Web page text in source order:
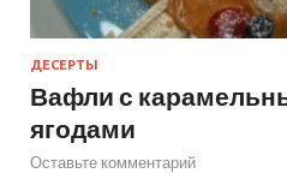
ДЕСЕРТЫ
Вафли с
ягодами
Оставьте комментарий